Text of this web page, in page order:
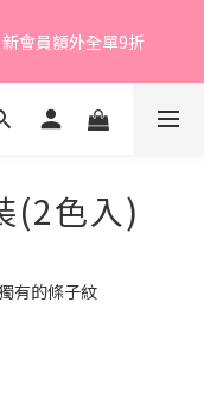
會員額外全單9折
2件折❤️
(2色入)
有的條子紋